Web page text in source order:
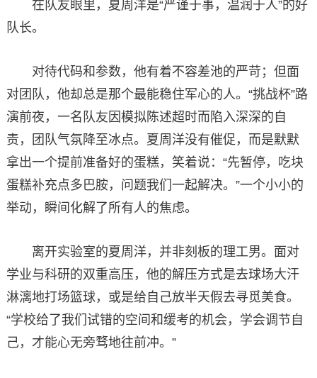
在队友眼里，夏周洋是“严谨于事，温润于人”的好
队长。
对待代码和参数，他有着不容差池的严苛；但面
对团队，他却总是那个最能稳住军心的人。“挑战杯”路
演前夜，一名队友因模拟陈述超时而陷入深深的自
责，团队气氛降至冰点。夏周洋没有催促，而是默默
拿出一个提前准备好的蛋糕，笑着说：“先暂停，吃块
蛋糕补充点多巴胺，问题我们一起解决。”一个小小的
举动，瞬间化解了所有人的焦虑。
离开实验室的夏周洋，并非刻板的理工男。面对
学业与科研的双重高压，他的解压方式是去球场大汗
淋漓地打场篮球，或是给自己放半天假去寻觅美食。
“学校给了我们试错的空间和缓考的机会，学会调节自
己，才能心无旁骛地往前冲。”